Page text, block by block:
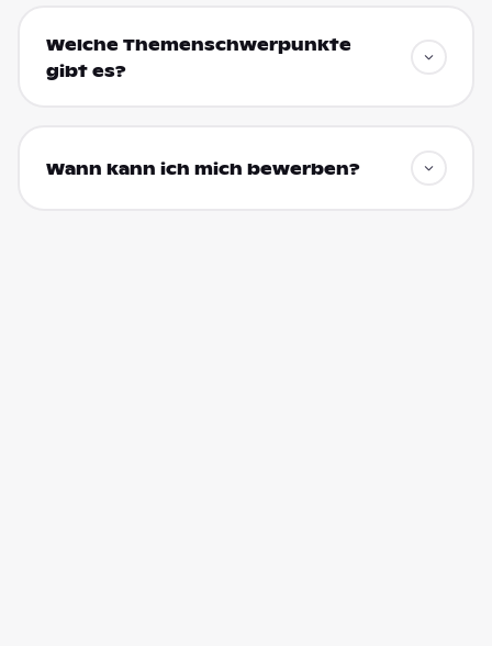
Welche Themenschwerpunkte
gibt es?
Wann kann ich mich bewerben?